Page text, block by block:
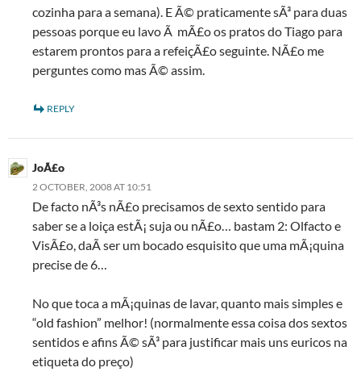
cozinha para a semana). E Ã© praticamente sÃ³ para duas
pessoas porque eu lavo Ã mÃ£o os pratos do Tiago para
estarem prontos para a refeiçÃ£o seguinte. NÃ£o me
perguntes como mas Ã© assim.
REPLY
JoÃ£o
2 OCTOBER, 2008 AT 10:51
De facto nÃ³s nÃ£o precisamos de sexto sentido para
saber se a loiça estÃ¡ suja ou nÃ£o… bastam 2: Olfacto e
VisÃ£o, daÃ­ ser um bocado esquisito que uma mÃ¡quina
precise de 6…
No que toca a mÃ¡quinas de lavar, quanto mais simples e
“old fashion” melhor! (normalmente essa coisa dos sextos
sentidos e afins Ã© sÃ³ para justificar mais uns euricos na
etiqueta do preço)